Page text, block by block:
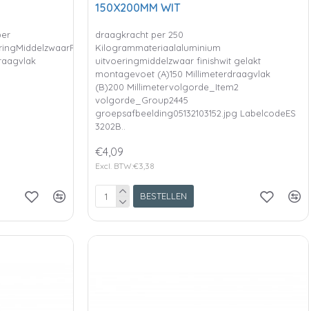
150X200MM WIT
draagkracht per 250
Kilogrammateriaalaluminium
uitvoeringmiddelzwaar finishwit gelakt
montagevoet (A)150 Millimeterdraagvlak
(B)200 Millimetervolgorde_Item2
volgorde_Group2445
groepsafbeelding05132103152.jpg LabelcodeES
3202B..
€4,09
Excl. BTW:€3,38
BESTELLEN